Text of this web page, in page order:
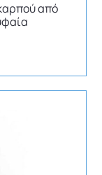
από